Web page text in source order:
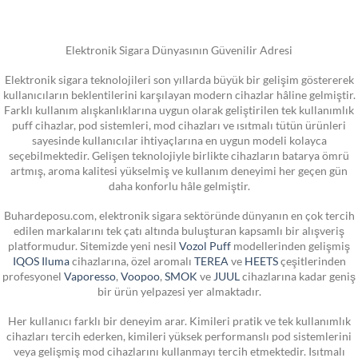
Elektronik Sigara Dünyasının Güvenilir Adresi
Elektronik sigara teknolojileri son yıllarda büyük bir gelişim göstererek
kullanıcıların beklentilerini karşılayan modern cihazlar hâline gelmiştir.
Farklı kullanım alışkanlıklarına uygun olarak geliştirilen tek kullanımlık
puff cihazlar, pod sistemleri, mod cihazları ve ısıtmalı tütün ürünleri
sayesinde kullanıcılar ihtiyaçlarına en uygun modeli kolayca
seçebilmektedir. Gelişen teknolojiyle birlikte cihazların batarya ömrü
artmış, aroma kalitesi yükselmiş ve kullanım deneyimi her geçen gün
daha konforlu hâle gelmiştir.
Buhardeposu.com, elektronik sigara sektöründe dünyanın en çok tercih
edilen markalarını tek çatı altında buluşturan kapsamlı bir alışveriş
platformudur. Sitemizde yeni nesil Vozol Puff modellerinden gelişmiş
IQOS Ilumacihazlarına, özel aromalı TEREA ve HEETSçeşitlerinden
profesyonel Vaporesso Voopoo SMOK ve JUUL cihazlarına kadar geniş
bir ürün yelpazesi yer almaktadır.
Her kullanıcı farklı bir deneyim arar. Kimileri pratik ve tek kullanımlık
cihazları tercih ederken, kimileri yüksek performanslı pod sistemlerini
veya gelişmiş mod cihazlarını kullanmayı tercih etmektedir. Isıtmalı